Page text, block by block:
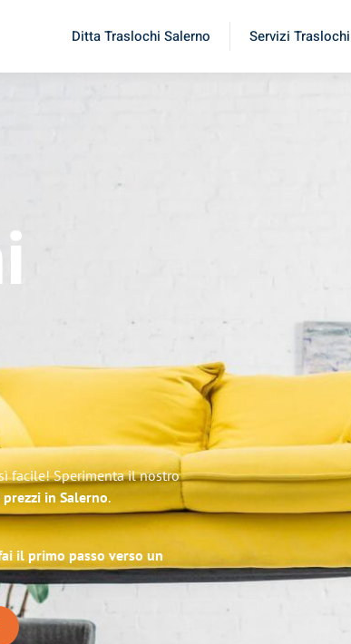
Ditta Traslochi Salerno Servizi
facile! Sperimenta il nostro
in Salerno.
il primo passo verso un